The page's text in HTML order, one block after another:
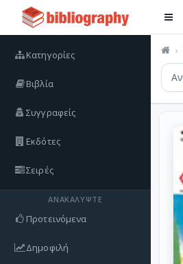
Κατηγορίες
Βιβλία
Συγγραφείς
Εκδότες
Σειρές
ΑΝΑΚΑΛΎΨΤΕ
Προτεινόμενα
Δημοφιλή